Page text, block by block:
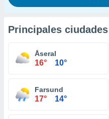
Principales ciudades
Åseral
16° 10°
Farsund
17° 14°